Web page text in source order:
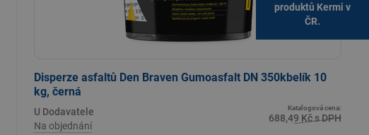
Disperze asfaltů Den Braven Gumoasfalt DN 350kbelík 10
kg, černá
U Dodavatele
Na objednání
Katalogová cena:
688,49 Kč s DPH
produktů Kermi v
ČR.